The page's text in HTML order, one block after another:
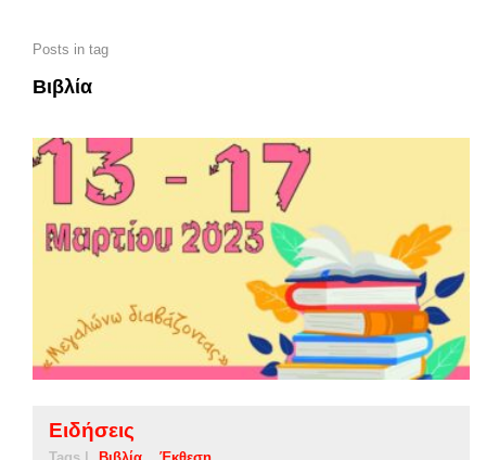
Posts in tag
Βιβλία
Ειδήσεις